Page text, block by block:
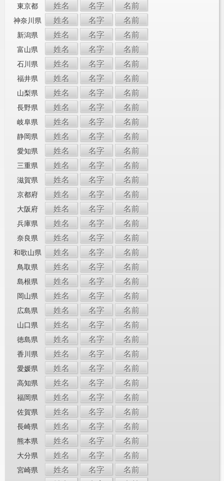
東京都 姓名 名字 名前
神奈川県 姓名 名字 名前
新潟県 姓名 名字 名前
富山県 姓名 名字 名前
石川県 姓名 名字 名前
福井県 姓名 名字 名前
山梨県 姓名 名字 名前
長野県 姓名 名字 名前
岐阜県 姓名 名字 名前
静岡県 姓名 名字 名前
愛知県 姓名 名字 名前
三重県 姓名 名字 名前
滋賀県 姓名 名字 名前
京都府 姓名 名字 名前
大阪府 姓名 名字 名前
兵庫県 姓名 名字 名前
奈良県 姓名 名字 名前
和歌山県 姓名 名字 名前
鳥取県 姓名 名字 名前
島根県 姓名 名字 名前
岡山県 姓名 名字 名前
広島県 姓名 名字 名前
山口県 姓名 名字 名前
徳島県 姓名 名字 名前
香川県 姓名 名字 名前
愛媛県 姓名 名字 名前
高知県 姓名 名字 名前
福岡県 姓名 名字 名前
佐賀県 姓名 名字 名前
長崎県 姓名 名字 名前
熊本県 姓名 名字 名前
大分県 姓名 名字 名前
宮崎県 姓名 名字 名前